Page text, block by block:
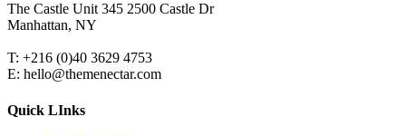
The Castle Unit 345 2500 Castle Dr
Manhattan, NY
T: +216 (0)40 3629 4753
E: hello@themenectar.com
Quick LInks